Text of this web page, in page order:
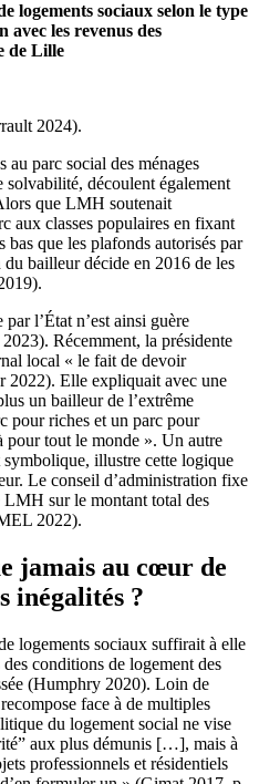
logements sociaux selon le type
avec les revenus des
de Lille
2024).
au parc social des ménages
solvabilité, découlent également
que LMH soutenait
aux classes populaires en fixant
que les plafonds autorisés par
bailleur décide en 2016 de les
l’État n’est ainsi guère
Récemment, la présidente
local « le fait de devoir
2022). Elle expliquait avec une
un bailleur de l’extrême
pour riches et un parc pour
tout le monde ». Un autre
illustre cette logique
Le conseil d’administration fixe
sur le montant total des
2022).
jamais au cœur de
inégalités ?
logements sociaux suffirait à elle
conditions de logement des
(Humphry 2020). Loin de
face à de multiples
du logement social ne vise
aux plus démunis […], mais à
professionnels et résidentiels